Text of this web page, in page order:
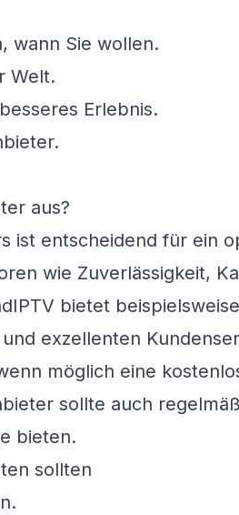
wann Sie wollen.
Welt.
Erlebnis.
aus?
ist entscheidend für ein
wie Zuverlässigkeit,
bietet
exzellenten
möglich eine
sollte auch
bieten.
sollten